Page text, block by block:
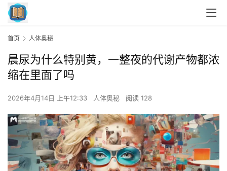
首页 人体奥秘
晨尿为什么特别黄，一整夜的代谢产物都浓
缩在里面了吗
2026年4月14日 上午12:33 人体奥秘 阅读 128